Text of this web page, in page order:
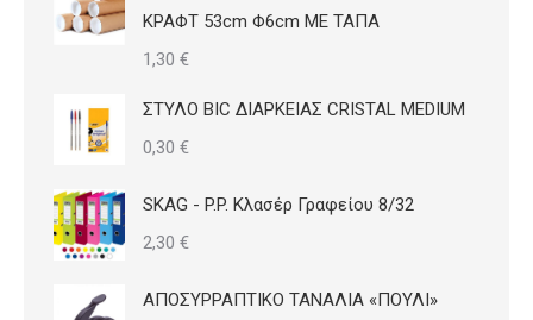
ΚΡΑΦΤ 53cm Φ6cm ΜΕ ΤΑΠΑ
1,30 €
ΣΤΥΛΟ BIC ΔΙΑΡΚΕΙΑΣ CRISTAL MEDIUM
0,30 €
SKAG - P.P. Κλασέρ Γραφείου 8/32
2,30 €
ΑΠΟΣΥΡΡΑΠΤΙΚΟ ΤΑΝΑΛΙΑ «ΠΟΥΛΙ»